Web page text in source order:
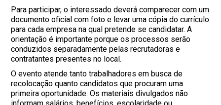
Para participar, o interessado deverá comparecer com um
documento oficial com foto e levar uma cópia do currículo
para cada empresa na qual pretende se candidatar. A
orientação é importante porque os processos serão
conduzidos separadamente pelas recrutadoras e
contratantes presentes no local.
O evento atende tanto trabalhadores em busca de
recolocação quanto candidatos que procuram uma
primeira oportunidade. Os materiais divulgados não
informam salários, benefícios, escolaridade ou